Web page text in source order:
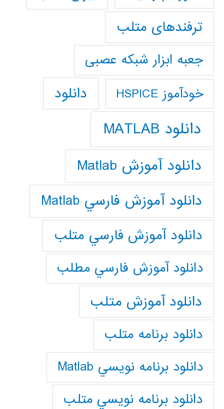
ترفندهای متلب
جعبه ابزار شبکه عصبی
خودآموز HSPICE دانلود
دانلود MATLAB
دانلود آموزش Matlab
دانلود آموزش فارسي Matlab
دانلود آموزش فارسي متلب
دانلود آموزش فارسي مطلب
دانلود آموزش متلب
دانلود برنامه متلب
دانلود برنامه نويسي Matlab
دانلود برنامه نويسي متلب